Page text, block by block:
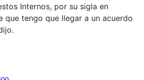
Internos, por su sigla en
que tengo que llegar a un acuerdo